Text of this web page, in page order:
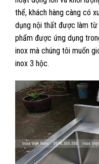
thể, khách hàng càng có
dụng nội thất được làm
phẩm được ứng dụng
inox mà chúng tôi muốn
inox 3 hộc.